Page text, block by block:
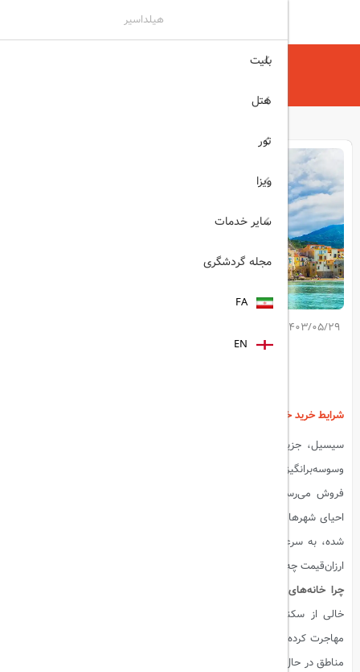
هیلداسیر
1403/05/29
شرایط خرید خانه‌های ۳ یورویی در سیسیل ایتالیا چیست؟
سیسیل، جزیره‌ای زیبا در جنوب ایتالیا، به تازگی با یک پیشنهاد جذاب و
فروش می‌رسند! این طرح، که از سوی شهرداری‌های محلی سیسیل برای
احیای شهرهای قدیمی و جذب جمعیت به این مناطق خالی از سکنه پیشنهاد
شده، به سرعت توجه جهانیان را به خود جلب کرده است. اما این خانه‌های
ارزان‌قیمت چه شرایطی دارند؟ آیا واقعاً ارزش خرید دارند؟
چرا خانه‌های ۳ یورویی؟
خالی از سکنه شده‌اند، زیرا جمعیت به سمت شهرهای بزرگ‌تر و مدرن‌تر
مهاجرت کرده است. به همین دلیل، بسیاری از خانه‌های قدیمی و تاریخی این
مناطق در حال تخریب و فراموشی هستند. شهرداری‌های محلی برای جلوگیری
هیلداسیر
بلیت
هتل
تور
ویزا
سایر خدمات
مجله گردشگری
FA
EN